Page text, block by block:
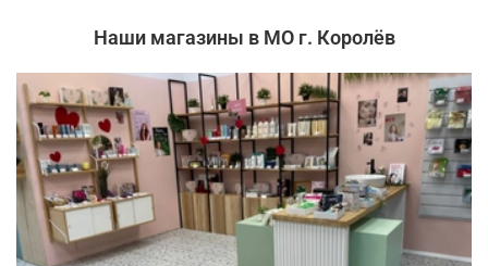
Наши магазины в МО г. Королёв